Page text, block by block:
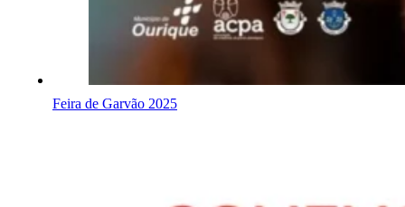
Feira de Garvão 2025